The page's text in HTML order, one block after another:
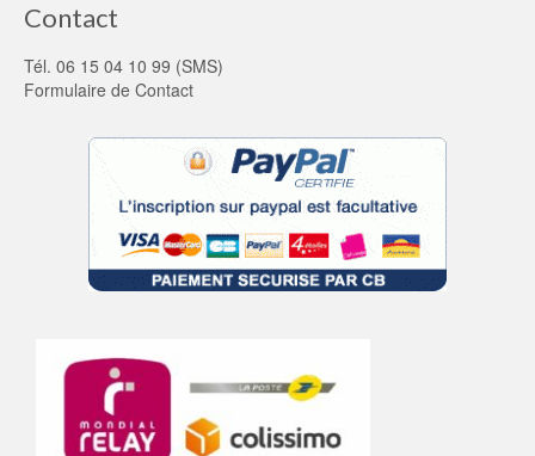
Contact
Tél. 06 15 04 10 99 (SMS)
Formulaire de Contact